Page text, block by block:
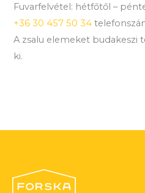
Fuvarfelvétel: hétfőtől –
+36 30 457 50 34
A zsalu elemeket budakeszi
ki.